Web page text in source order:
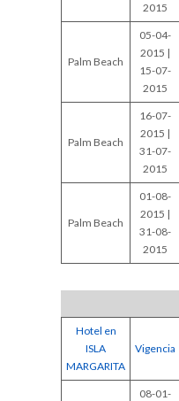
2015
Palm Beach
05-04-
2015 |
15-07-
2015
Palm Beach
16-07-
2015 |
31-07-
2015
Palm Beach
01-08-
2015 |
31-08-
2015
Hotel en
ISLA
MARGARITA
Vigencia
08-01-